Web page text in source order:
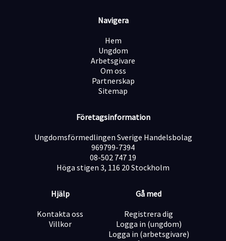
Navigera
Hem
Ungdom
Arbetsgivare
Om oss
Partnerskap
Sitemap
Företagsinformation
Ungdomsförmedlingen Sverige Handelsbolag
969799-7394
08-502 747 19
Höga stigen 3, 116 20 Stockholm
Hjälp
Kontakta oss
Villkor
Gå med
Registrera dig
Logga in (ungdom)
Logga in (arbetsgivare)